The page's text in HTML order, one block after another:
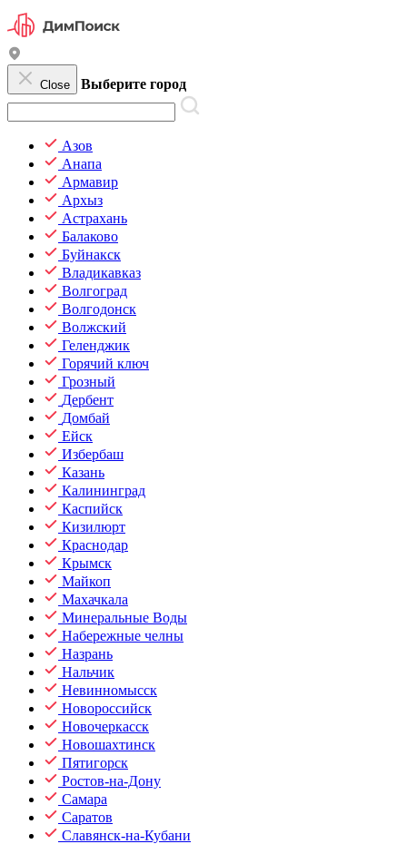
Close Выберите город
Азов
Анапа
Армавир
Архыз
Астрахань
Балаково
Буйнакск
Владикавказ
Волгоград
Волгодонск
Волжский
Геленджик
Горячий ключ
Грозный
Дербент
Домбай
Ейск
Избербаш
Казань
Калининград
Каспийск
Кизилюрт
Краснодар
Крымск
Майкоп
Махачкала
Минеральные Воды
Набережные челны
Назрань
Нальчик
Невинномысск
Новороссийск
Новочеркасск
Новошахтинск
Пятигорск
Ростов-на-Дону
Самара
Саратов
Славянск-на-Кубани